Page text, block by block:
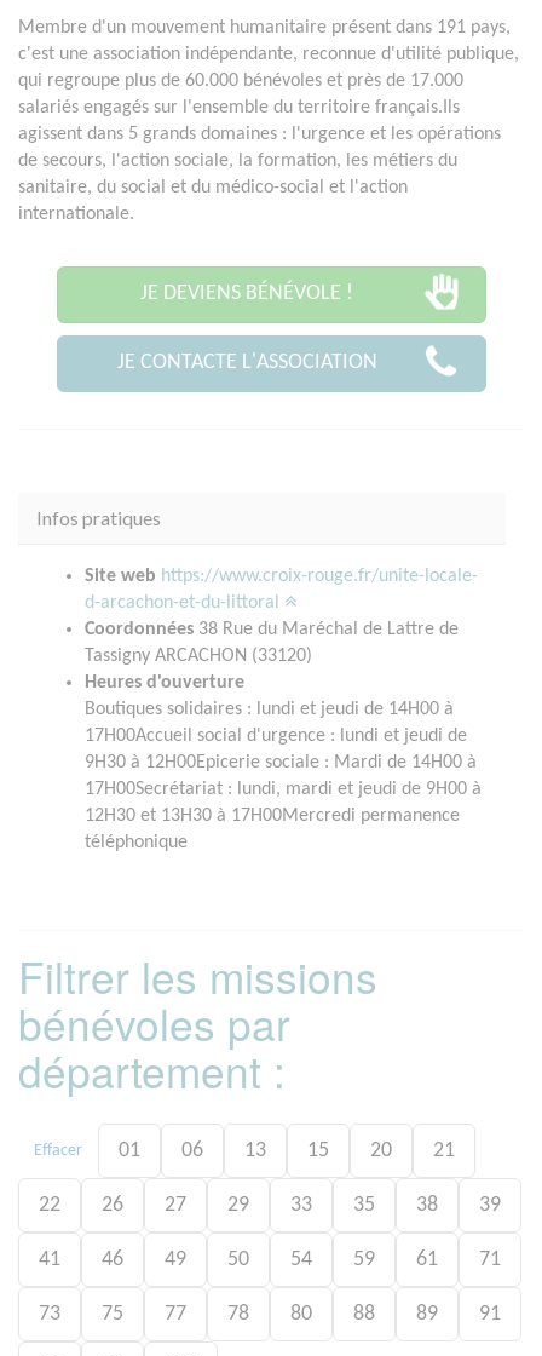
Membre d'un mouvement humanitaire présent dans 191 pays,
c'est une association indépendante, reconnue d'utilité publique,
qui regroupe plus de 60.000 bénévoles et près de 17.000
salariés engagés sur l'ensemble du territoire français.Ils
agissent dans 5 grands domaines : l'urgence et les opérations
de secours, l'action sociale, la formation, les métiers du
sanitaire, du social et du médico-social et l'action
internationale.
JE DEVIENS BÉNÉVOLE !
JE CONTACTE L'ASSOCIATION
Infos pratiques
Site web https://www.croix-rouge.fr/unite-locale-
d-arcachon-et-du-littoral
Coordonnées 38 Rue du Maréchal de Lattre de
Tassigny ARCACHON (33120)
Heures d'ouverture
Boutiques solidaires : lundi et jeudi de 14H00 à
17H00Accueil social d'urgence : lundi et jeudi de
9H30 à 12H00Epicerie sociale : Mardi de 14H00 à
17H00Secrétariat : lundi, mardi et jeudi de 9H00 à
12H30 et 13H30 à 17H00Mercredi permanence
téléphonique
Filtrer les missions
bénévoles par
département :
Effacer 01 06 13 15 20 21
22 26 27 29 33 35 38 39
41 46 49 50 54 59 61 71
73 75 77 78 80 88 89 91